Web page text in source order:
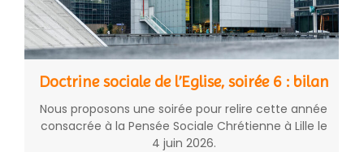
Doctrine sociale de l’Eglise, soirée 6 : bilan
Nous proposons une soirée pour relire cette année
consacrée à la Pensée Sociale Chrétienne à Lille le
4 juin 2026.